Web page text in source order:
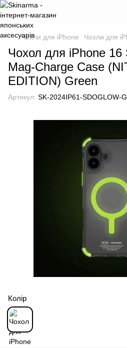
Чохли для iPhone Чохли для
Чохол для iPhone 16
Mag-Charge Case
EDITION) Green
Артикул: SK-2024IP61-SDOGLOW-
Колір